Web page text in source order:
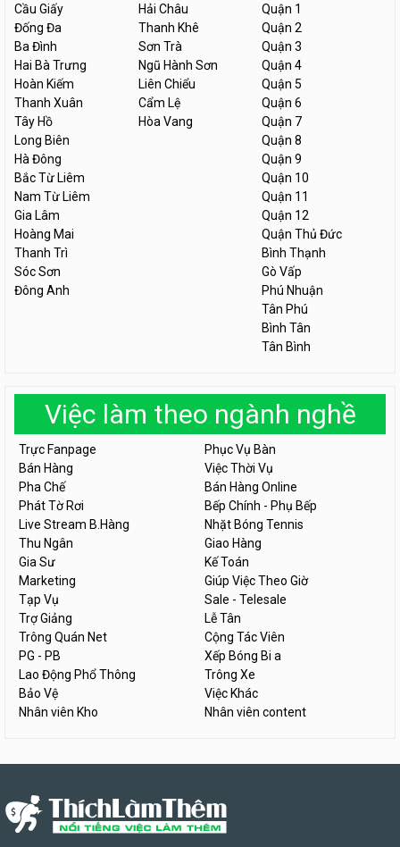
Cầu Giấy
Đống Đa
Ba Đình
Hai Bà Trưng
Hoàn Kiếm
Thanh Xuân
Tây Hồ
Long Biên
Hà Đông
Bắc Từ Liêm
Nam Từ Liêm
Gia Lâm
Hoàng Mai
Thanh Trì
Sóc Sơn
Đông Anh
Hải Châu
Thanh Khê
Sơn Trà
Ngũ Hành Sơn
Liên Chiểu
Cẩm Lệ
Hòa Vang
Quận 1
Quận 2
Quận 3
Quận 4
Quận 5
Quận 6
Quận 7
Quận 8
Quận 9
Quận 10
Quận 11
Quận 12
Quận Thủ Đức
Bình Thạnh
Gò Vấp
Phú Nhuận
Tân Phú
Bình Tân
Tân Bình
Việc làm theo ngành nghề
Trực Fanpage
Phục Vụ Bàn
Bán Hàng
Việc Thời Vụ
Pha Chế
Bán Hàng Online
Phát Tờ Rơi
Bếp Chính - Phụ Bếp
Live Stream B.Hàng
Nhặt Bóng Tennis
Thu Ngân
Giao Hàng
Gia Sư
Kế Toán
Marketing
Giúp Việc Theo Giờ
Tạp Vụ
Sale - Telesale
Trợ Giảng
Lễ Tân
Trông Quán Net
Cộng Tác Viên
PG - PB
Xếp Bóng Bi a
Lao Động Phổ Thông
Trông Xe
Bảo Vệ
Việc Khác
Nhân viên Kho
Nhân viên content